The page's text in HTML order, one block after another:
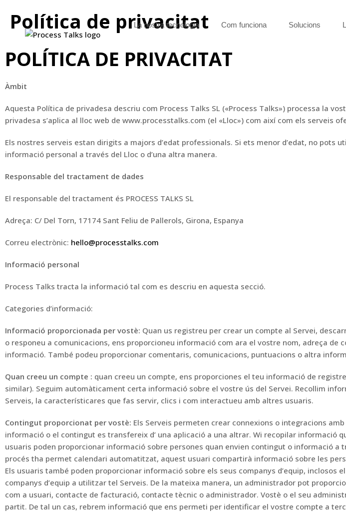
La nostra tecnologia Com funciona Solucions
Política de privacitat
POLÍTICA DE PRIVACITAT
Àmbit
Aquesta Política de privadesa descriu com Process Talks SL («Process Talks») processa la
privadesa s’aplica al lloc web de www.processtalks.com (el «Lloc») com així com els serveis
Els nostres serveis estan dirigits a majors d’edat professionals. Si ets menor d’edat, no pots
informació personal a través del Lloc o d’una altra manera.
Responsable del tractament de dades
El responsable del tractament és PROCESS TALKS SL
Adreça: C/ Del Torn, 17174 Sant Feliu de Pallerols, Girona, Espanya
Correu electrònic: hello@processtalks.com
Informació personal
Process Talks tracta la informació tal com es descriu en aquesta secció.
Categories d’informació:
Informació proporcionada per vostè: Quan us registreu per crear un compte al Servei,
o responeu a comunicacions, ens proporcioneu informació com ara el vostre nom, adreça de
informació. També podeu proporcionar comentaris, comunicacions, puntuacions o altra
Quan creeu un compte : quan creeu un compte, ens proporciones el teu informació de
similar). Seguim automàticament certa informació sobre el vostre ús del Servei. Recollim
Serveis, la característicares que fas servir, clics i com interactueu amb altres usuaris.
Contingut proporcionat per vostè: Els Serveis permeten crear connexions o integracions amb
informació o el contingut es transfereix d’ una aplicació a una altrar. Wi recopilar informació
usuaris poden proporcionar informació sobre persones quan envien contingut o informació a
procés tha permet calendari automatitzat, aquest usuari compartirà informació sobre les
Els usuaris també poden proporcionar informació sobre els seus companys d’equip, inclosos
companys d’equip a utilitzar tel Serveis. De la mateixa manera, un administrador pot
com a usuari, contacte de facturació, contacte tècnic o administrador. Vostè o el seu
partit. De tal un cas, rebrem informació que ens permeti per identificar el vostre compte a